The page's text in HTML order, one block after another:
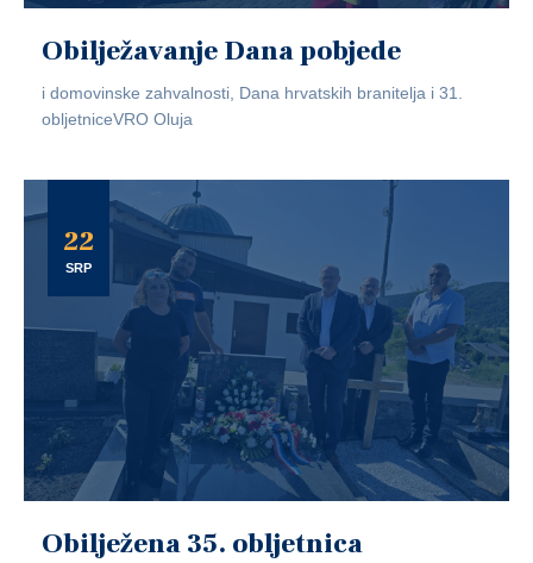
Obilježavanje Dana pobjede
i domovinske zahvalnosti, Dana hrvatskih branitelja i 31.
obljetniceVRO Oluja
22
SRP
Obilježena 35. obljetnica